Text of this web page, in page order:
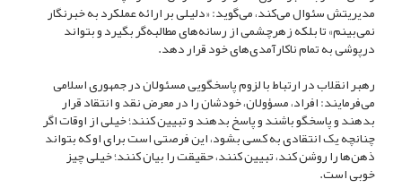
مدیریتش سئوال می‌کند، می‌گوید: «دلیلی بر ارائه عملکرد به خبرنگار
نمی‌بینم» تا بلکه زهرچشمی از رسانه‌های مطالبه‌گر بگیرد و بتواند
درپوشی به تمام ناکارآمدی‌های خود قرار دهد.
رهبر انقلاب در ارتباط با لزوم پاسخگویی مسئولان در جمهوری اسلامی
می‌فرمایند: افراد، مسؤولان، خودشان را در معرض نقد و انتقاد قرار
بدهند و پاسخگو باشند و پاسخ بدهند و تبیین کنند؛ خیلی از اوقات اگر
چنانچه یک انتقادی به کسی بشود، این فرصتی است برای او که بتواند
ذهن‌ها را روشن کند، تبیین کنند، حقیقت را بیان کنند؛ خیلی چیز
خوبی است.